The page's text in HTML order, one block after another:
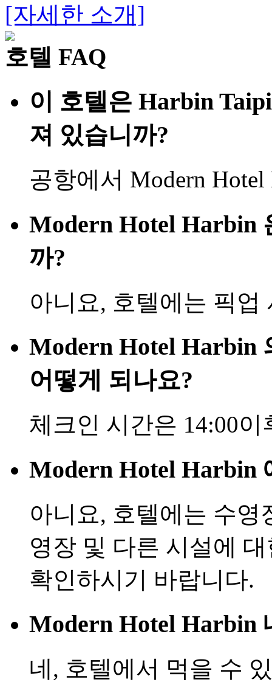
[자세한 소개]
호텔 FAQ
이 호텔은 Harbin
져 있습니까?
공항에서 Modern Hotel
Modern Hotel Harbin
까?
아니요, 호텔에는 픽업
Modern Hotel Harbin
어떻게 되나요?
체크인 시간은 14:00
Modern Hotel Harbin
아니요, 호텔에는 수영
영장 및 다른 시설에
확인하시기 바랍니다.
Modern Hotel Harbin
네, 호텔에서 먹을 수